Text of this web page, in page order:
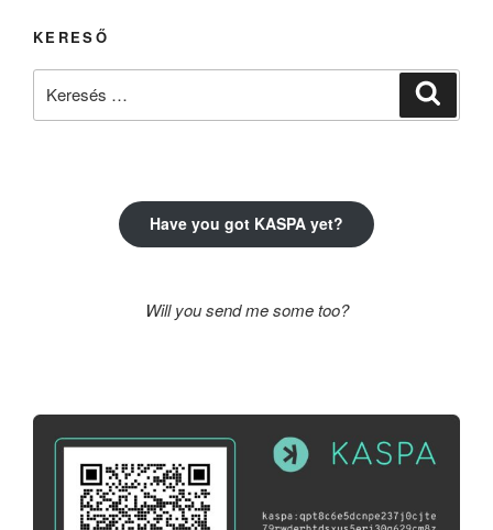
KERESŐ
Have you got KASPA yet?
Will you send me some too?